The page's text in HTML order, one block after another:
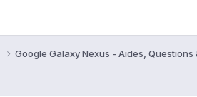
Google Galaxy Nexus - Aides, Questions